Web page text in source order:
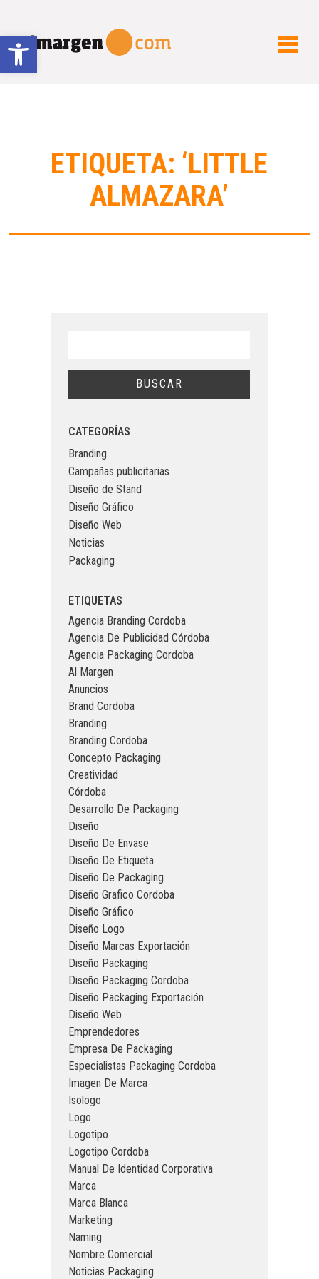
Abrir barra de herramientas
ETIQUETA: ‘LITTLE
ALMAZARA’
CATEGORÍAS
Branding
Campañas publicitarias
Diseño de Stand
Diseño Gráfico
Diseño Web
Noticias
Packaging
ETIQUETAS
Agencia Branding Cordoba
Agencia De Publicidad Córdoba
Agencia Packaging Cordoba
Al Margen
Anuncios
Brand Cordoba
Branding
Branding Cordoba
Concepto Packaging
Creatividad
Córdoba
Desarrollo De Packaging
Diseño
Diseño De Envase
Diseño De Etiqueta
Diseño De Packaging
Diseño Grafico Cordoba
Diseño Gráfico
Diseño Logo
Diseño Marcas Exportación
Diseño Packaging
Diseño Packaging Cordoba
Diseño Packaging Exportación
Diseño Web
Emprendedores
Empresa De Packaging
Especialistas Packaging Cordoba
Imagen De Marca
Isologo
Logo
Logotipo
Logotipo Cordoba
Manual De Identidad Corporativa
Marca
Marca Blanca
Marketing
Naming
Nombre Comercial
Noticias Packaging